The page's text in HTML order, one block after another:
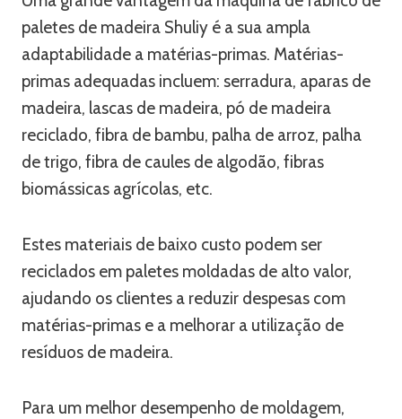
paletes de madeira Shuliy é a sua ampla
adaptabilidade a matérias-primas. Matérias-
primas adequadas incluem: serradura, aparas de
madeira, lascas de madeira, pó de madeira
reciclado, fibra de bambu, palha de arroz, palha
de trigo, fibra de caules de algodão, fibras
biomássicas agrícolas, etc.
Estes materiais de baixo custo podem ser
reciclados em paletes moldadas de alto valor,
ajudando os clientes a reduzir despesas com
matérias-primas e a melhorar a utilização de
resíduos de madeira.
Para um melhor desempenho de moldagem,